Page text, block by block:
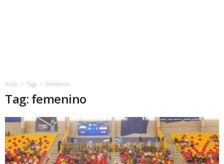
Inicio Tags Femenino
Tag: femenino